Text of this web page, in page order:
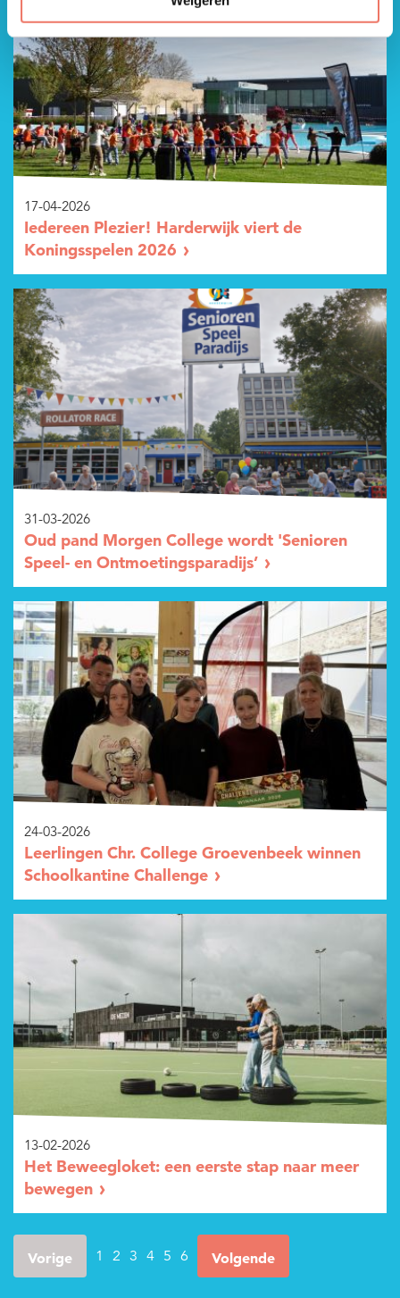
17-04-2026
Iedereen Plezier! Harderwijk viert de
Koningsspelen 2026
31-03-2026
Oud pand Morgen College wordt 'Senioren
Speel- en Ontmoetingsparadijs’
24-03-2026
Leerlingen Chr. College Groevenbeek winnen
Schoolkantine Challenge
13-02-2026
Het Beweegloket: een eerste stap naar meer
bewegen
Vorige 1 2 3 4 5 6 Volgende